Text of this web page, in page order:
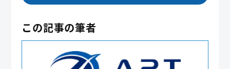
この記事の筆者